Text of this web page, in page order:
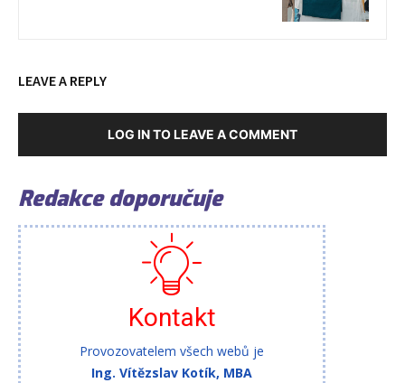
LEAVE A REPLY
LOG IN TO LEAVE A COMMENT
Redakce doporučuje
Kontakt
Provozovatelem všech webů je
Ing. Vítězslav Kotík, MBA